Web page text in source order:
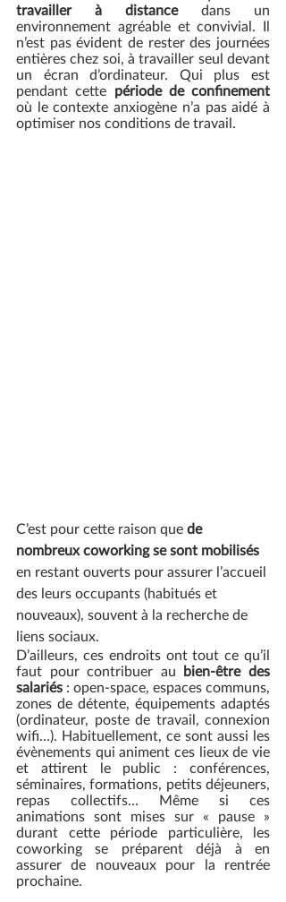
travailler à distance dans un
environnement agréable et convivial. Il
n’est pas évident de rester des journées
entières chez soi, à travailler seul devant
un écran d’ordinateur. Qui plus est
pendant cette période de confinement
où le contexte anxiogène n’a pas aidé à
optimiser nos conditions de travail.
C’est pour cette raison que de
nombreux coworking se sont mobilisés
en restant ouverts pour assurer l’accueil
des leurs occupants (habitués et
nouveaux), souvent à la recherche de
liens sociaux.
D’ailleurs, ces endroits ont tout ce qu’il
faut pour contribuer au bien-être des
salariés : open-space, espaces communs,
zones de détente, équipements adaptés
(ordinateur, poste de travail, connexion
wifi…). Habituellement, ce sont aussi les
évènements qui animent ces lieux de vie
et attirent le public : conférences,
séminaires, formations, petits déjeuners,
repas collectifs… Même si ces
animations sont mises sur « pause »
durant cette période particulière, les
coworking se préparent déjà à en
assurer de nouveaux pour la rentrée
prochaine.